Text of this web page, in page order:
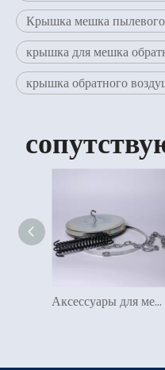
Крышка мешка
крышка для мешка
крышка обратного
Аксессуары для мешков воздушного фильтра Revese